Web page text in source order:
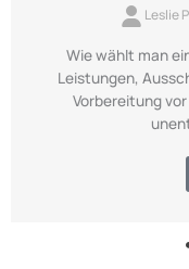
Leslie
Wie wählt man
Leistungen,
Vorbereitung